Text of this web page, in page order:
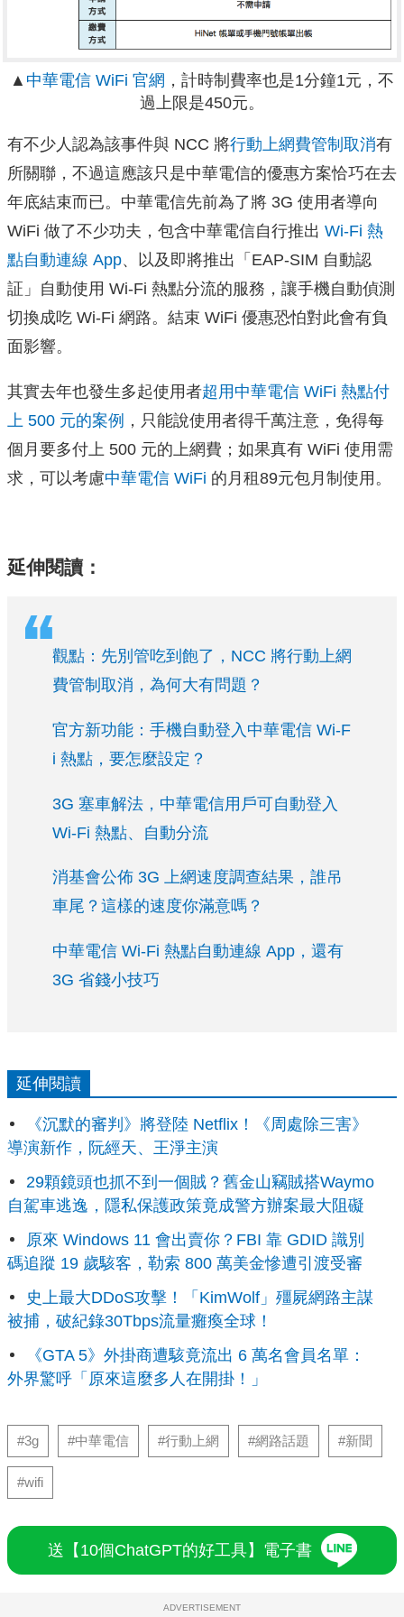
▲ 中華電信 WiFi 官網 ，計時制費率也是1分鐘1元，不
過上限是450元。
有不少人認為該事件與 NCC 將行動上網費管制取消有
所關聯，不過這應該只是中華電信的優惠方案恰巧在去
年底結束而已。中華電信先前為了將 3G 使用者導向
WiFi 做了不少功夫，包含中華電信自行推出 Wi-Fi 熱
點自動連線 App、以及即將推出「EAP-SIM 自動認
証」自動使用 Wi-Fi 熱點分流的服務，讓手機自動偵測
切換成吃 Wi-Fi 網路。結束 WiFi 優惠恐怕對此會有負
面影響。
其實去年也發生多起使用者超用中華電信 WiFi 熱點付
上 500 元的案例 ，只能說使用者得千萬注意，免得每
個月要多付上 500 元的上網費；如果真有 WiFi 使用需
求，可以考慮中華電信 WiFi 的 月租89元包月制使用。
延伸閱讀：
觀點：先別管吃到飽了，NCC 將行動上網
費管制取消，為何大有問題？
官方新功能：手機自動登入中華電信 Wi-F
i 熱點，要怎麼設定？
3G 塞車解法，中華電信用戶可自動登入
Wi-Fi 熱點、自動分流
消基會公佈 3G 上網速度調查結果，誰吊
車尾？這樣的速度你滿意嗎？
中華電信 Wi-Fi 熱點自動連線 App，還有
3G 省錢小技巧
延伸閱讀
《沉默的審判》將登陸 Netflix！《周處除三害》
導演新作，阮經天、王淨主演
29顆鏡頭也抓不到一個賊？舊金山竊賊搭Waymo
自駕車逃逸，隱私保護政策竟成警方辦案最大阻礙
原來 Windows 11 會出賣你？FBI 靠 GDID 識別
碼追蹤 19 歲駭客，勒索 800 萬美金慘遭引渡受審
史上最大DDoS攻擊！「KimWolf」殭屍網路主謀
被捕，破紀錄30Tbps流量癱瘓全球！
《GTA 5》外掛商遭駭竟流出 6 萬名會員名單：
外界驚呼「原來這麼多人在開掛！」
#3g #中華電信 #行動上網 #網路話題 #新聞
#wifi
送【10個ChatGPT的好工具】電子書
ADVERTISEMENT